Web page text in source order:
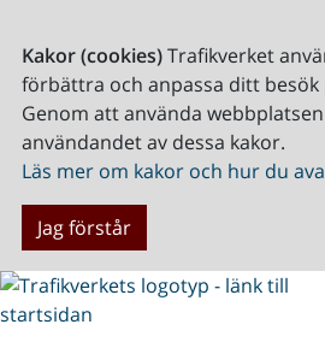
Kakor (cookies)Trafikverket
förbättra och anpassa ditt besök
Genom att använda
användandet av dessa kakor.
Läs mer om kakor och hur du
Jag förstår